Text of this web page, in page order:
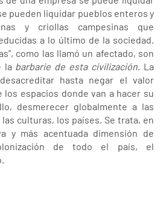
pueden liquidar pueblos enteros y
y criollas campesinas que
a lo último de la sociedad.
como las llamó un afectado, son
la barbarie de esta civilización. La
hasta negar el valor
espacios donde van a hacer su
desmerecer globalmente a las
culturas, los países. Se trata, en
y más acentuada dimensión de
de todo el país, el